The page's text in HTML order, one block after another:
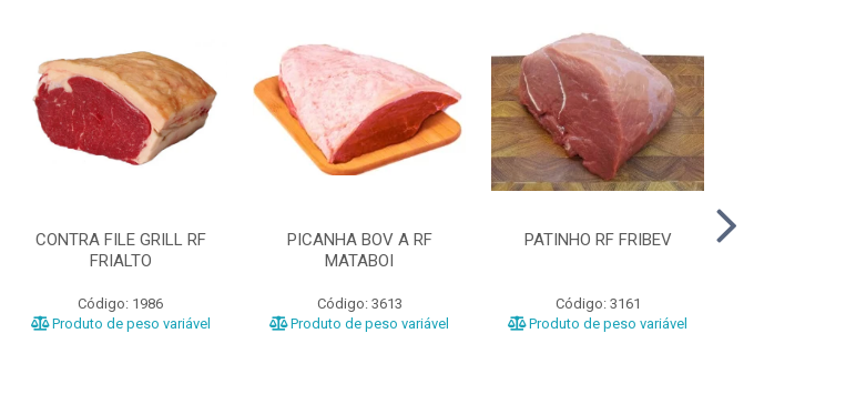
CONTRA FILE GRILL RF
FRIALTO
Código: 1986
Produto de peso variável
PICANHA BOV A RF
MATABOI
Código: 3613
Produto de peso variável
PATINHO RF FRIBEV
Código: 3161
Produto de peso variável